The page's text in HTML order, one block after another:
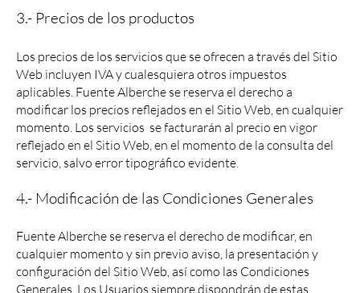
3.- Precios de los productos
Los precios de los servicios que se ofrecen a través del Sitio
Web incluyen IVA y cualesquiera otros impuestos
aplicables. Fuente Alberche se reserva el derecho a
modificar los precios reflejados en el Sitio Web, en cualquier
momento. Los servicios se facturarán al precio en vigor
reflejado en el Sitio Web, en el momento de la consulta del
servicio, salvo error tipográfico evidente.
4.- Modificación de las Condiciones Generales
Fuente Alberche se reserva el derecho de modificar, en
cualquier momento y sin previo aviso, la presentación y
configuración del Sitio Web, así como las Condiciones
Generales. Los Usuarios siempre dispondrán de estas